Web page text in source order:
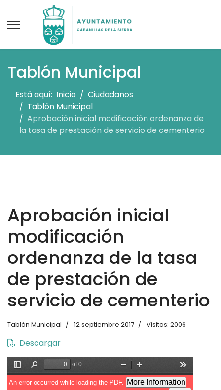
Tablón Municipal
Está aquí: Inicio
Ciudadanos
Tablón Municipal
Aprobación inicial modificación ordenanza de
la tasa de prestación de servicio de cementerio
Aprobación inicial
modificación
ordenanza de la tasa
de prestación de
servicio de cementerio
Tablón Municipal 12 septiembre 2017 Visitas: 2006
Descargar